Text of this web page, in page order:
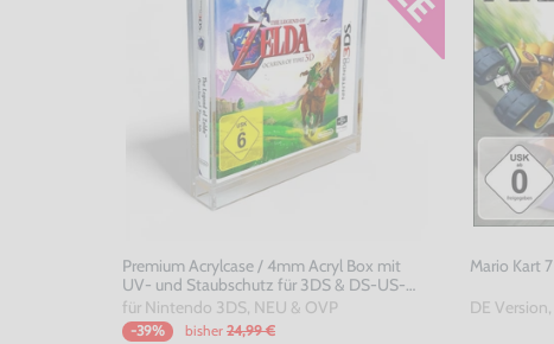
Premium Acrylcase / 4mm Acryl Box mit
UV- und Staubschutz für 3DS & DS-US-
Version OVP's
für Nintendo 3DS, NEU & OVP
-39% bisher 24,99 €
Mario Kart 7